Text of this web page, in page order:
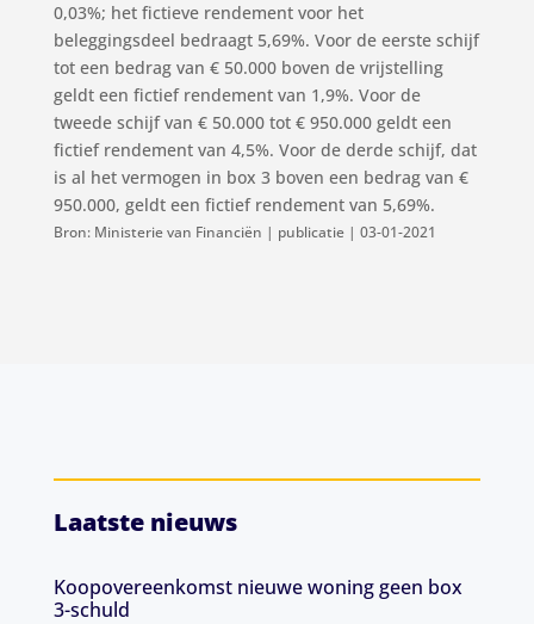
0,03%; het fictieve rendement voor het
beleggingsdeel bedraagt 5,69%. Voor de eerste schijf
tot een bedrag van € 50.000 boven de vrijstelling
geldt een fictief rendement van 1,9%. Voor de
tweede schijf van € 50.000 tot € 950.000 geldt een
fictief rendement van 4,5%. Voor de derde schijf, dat
is al het vermogen in box 3 boven een bedrag van €
950.000, geldt een fictief rendement van 5,69%.
Bron: Ministerie van Financiën | publicatie | 03-01-2021
Laatste nieuws
Koopovereenkomst nieuwe woning geen box
3-schuld